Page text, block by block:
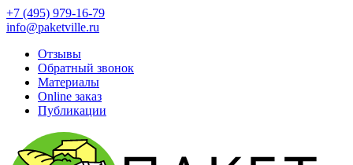
+7 (495) 979-16-79
info@paketville.ru
Отзывы
Обратный звонок
Материалы
Online заказ
Публикации